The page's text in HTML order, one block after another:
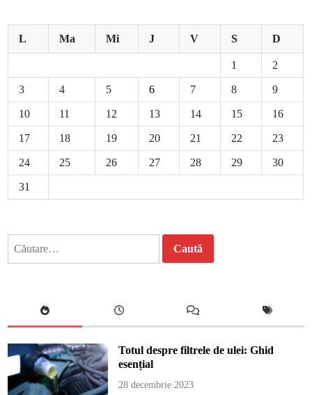
L Ma Mi J V S D
1 2
3 4 5 6 7 8 9
10 11 12 13 14 15 16
17 18 19 20 21 22 23
24 25 26 27 28 29 30
31
Totul despre filtrele de ulei: Ghid
esențial
28 decembrie 2023